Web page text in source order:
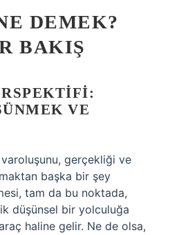
DEMEK?
BAKIŞ
VE
varoluşunu, gerçekliği ve
başka bir şey
tam da bu noktada,
düşünsel bir yolculuğa
haline gelir. Ne de olsa,